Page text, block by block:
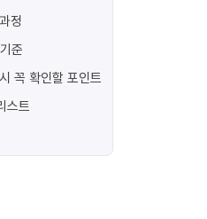
정
준
꼭 확인할 포인트
스트